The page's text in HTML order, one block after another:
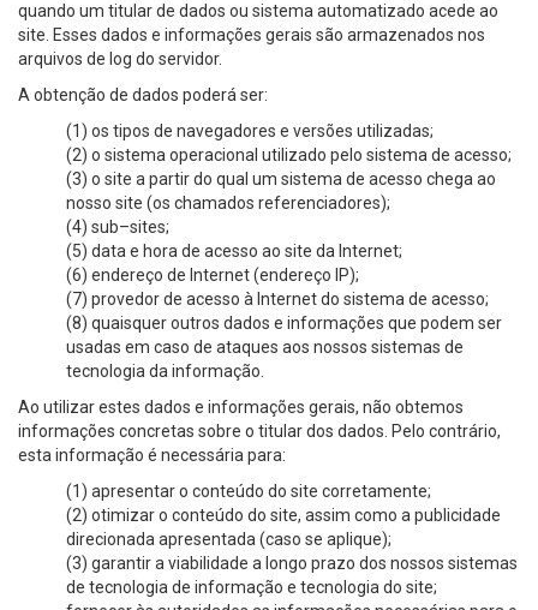
quando um titular de dados ou sistema automatizado acede ao
site. Esses dados e informações gerais são armazenados nos
arquivos de log do servidor.
A obtenção de dados poderá ser:
(1) os tipos de navegadores e versões utilizadas;
(2) o sistema operacional utilizado pelo sistema de acesso;
(3) o site a partir do qual um sistema de acesso chega ao
nosso site (os chamados referenciadores);
(4) sub–sites;
(5) data e hora de acesso ao site da Internet;
(6) endereço de Internet (endereço IP);
(7) provedor de acesso à Internet do sistema de acesso;
(8) quaisquer outros dados e informações que podem ser
usadas em caso de ataques aos nossos sistemas de
tecnologia da informação.
Ao utilizar estes dados e informações gerais, não obtemos
informações concretas sobre o titular dos dados. Pelo contrário,
esta informação é necessária para:
(1) apresentar o conteúdo do site corretamente;
(2) otimizar o conteúdo do site, assim como a publicidade
direcionada apresentada (caso se aplique);
(3) garantir a viabilidade a longo prazo dos nossos sistemas
de tecnologia de informação e tecnologia do site;